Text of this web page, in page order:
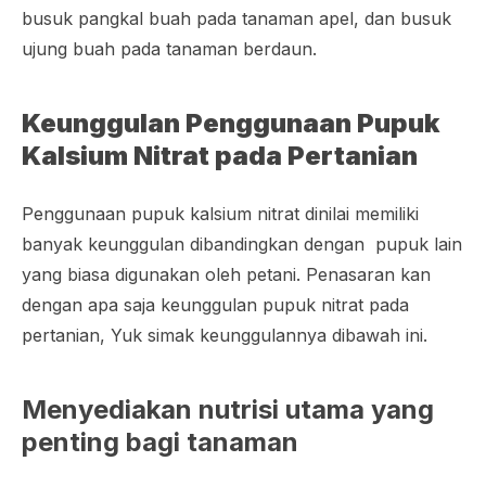
busuk pangkal buah pada tanaman apel, dan busuk
ujung buah pada tanaman berdaun.
Keunggulan Penggunaan Pupuk
Kalsium Nitrat pada Pertanian
Penggunaan pupuk kalsium nitrat dinilai memiliki
banyak keunggulan dibandingkan dengan pupuk lain
yang biasa digunakan oleh petani. Penasaran kan
dengan apa saja keunggulan pupuk nitrat pada
pertanian, Yuk simak keunggulannya dibawah ini.
Menyediakan nutrisi utama yang
penting bagi tanaman